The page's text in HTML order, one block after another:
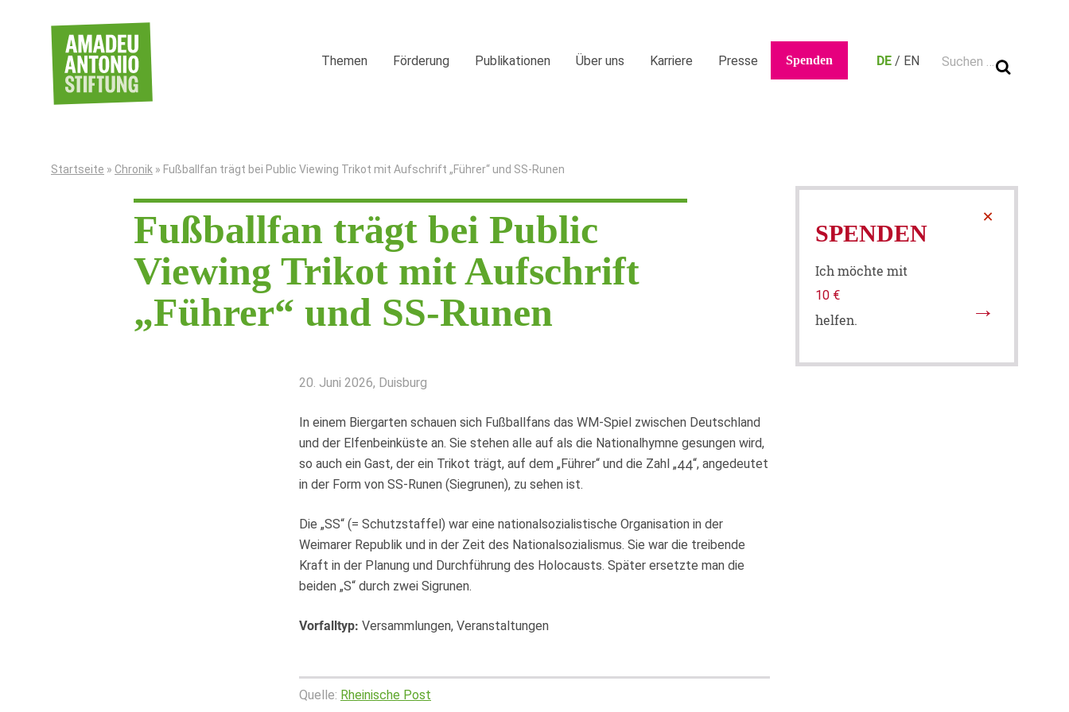
Themen Förderung Publikationen Über uns Karriere Presse Spenden DE / EN Suche nach:
Startseite » Chronik » Fußballfan trägt bei Public Viewing Trikot mit Aufschrift „Führer“ und SS-Runen
Fußballfan trägt bei Public
Viewing Trikot mit Aufschrift
„Führer“ und SS-Runen
20. Juni 2026, Duisburg
In einem Biergarten schauen sich Fußballfans das WM-Spiel zwischen Deutschland
und der Elfenbeinküste an. Sie stehen alle auf als die Nationalhymne gesungen wird,
so auch ein Gast, der ein Trikot trägt, auf dem „Führer“ und die Zahl „44“, angedeutet
in der Form von SS-Runen (Siegrunen), zu sehen ist.
Die „SS“ (= Schutzstaffel) war eine nationalsozialistische Organisation in der
Weimarer Republik und in der Zeit des Nationalsozialismus. Sie war die treibende
Kraft in der Planung und Durchführung des Holocausts. Später ersetzte man die
beiden „S“ durch zwei Sigrunen.
Vorfalltyp: Versammlungen, Veranstaltungen
Quelle: Rheinische Post
×
SPENDEN
Ich möchte mit
helfen.